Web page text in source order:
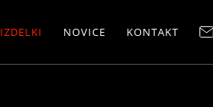
IZDELKI NOVICE KONTAKT